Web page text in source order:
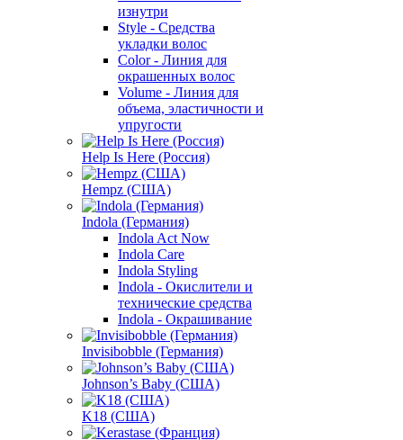
изнутри
Style - Средства
укладки волос
Color - Линия для
окрашенных волос
Volume - Линия для
объема, эластичности и
упругости
Help Is Here (Россия)
Hempz (США)
Indola (Германия)
Indola Act Now
Indola Care
Indola Styling
Indola - Окислители и
технические средства
Indola - Окрашивание
Invisibobble (Германия)
Johnson’s Baby (США)
K18 (США)